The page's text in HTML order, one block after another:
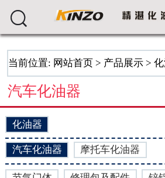

当前位置: 网站首页 > 产品展示 >
汽车化油器
化油器
汽车化油器 摩托车化油器